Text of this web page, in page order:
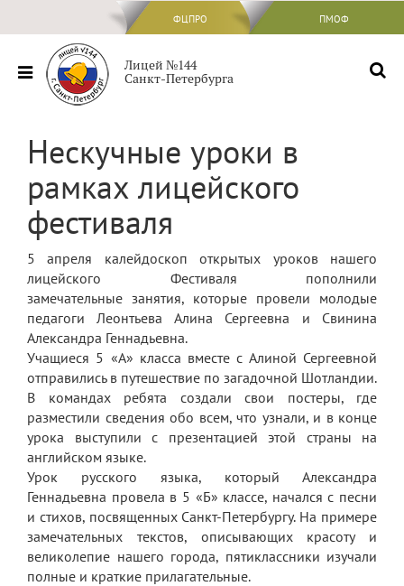
ФЦПРО ПМОФ
ФЦПРО
Сведения об ОО
Основные сведения
образовательной организацией
Образование
Образовательные стандарты и
требования
Руководство
Педагогический состав
Материально-техническое обеспечение
и оснащенность образовательного
процесса. Доступная среда
Платные образовательные услуги
Финансово-хозяйственная деятельность
Вакантные места для приема (перевода)
обучающихся
Стипендия и меры поддержки
обучающихся
Лицей №144
Санкт-Петербурга
Нескучные уроки в
рамках лицейского
фестиваля
5 апреля калейдоскоп открытых уроков нашего
лицейского Фестиваля пополнили
замечательные занятия, которые провели молодые
педагоги Леонтьева Алина Сергеевна и Свинина
Александра Геннадьевна.
Учащиеся 5 «А» класса вместе с Алиной Сергеевной
отправились в путешествие по загадочной Шотландии.
В командах ребята создали свои постеры, где
разместили сведения обо всем, что узнали, и в конце
урока выступили с презентацией этой страны на
английском языке.
Урок русского языка, который Александра
Геннадьевна провела в 5 «Б» классе, начался с песни
и стихов, посвященных Санкт-Петербургу. На примере
замечательных текстов, описывающих красоту и
великолепие нашего города, пятиклассники изучали
полные и краткие прилагательные.